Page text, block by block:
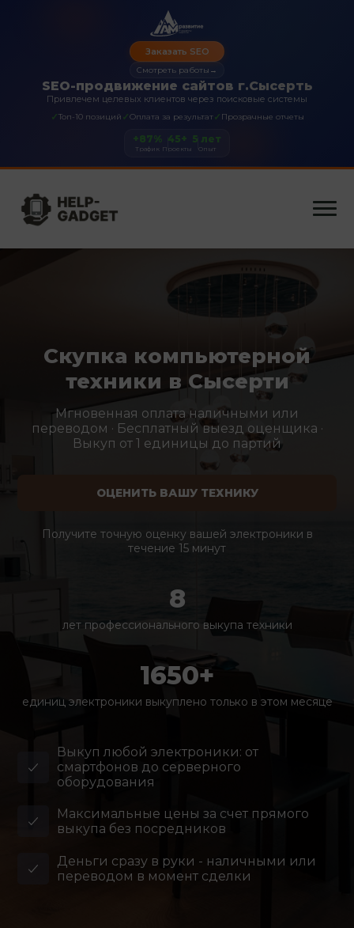
SEO-продвижение сайтов г.Сысерть
Привлечем целевых клиентов через поисковые системы
✓Топ-10 позиций ✓Оплата за результат✓ Прозрачные отчеты
Заказать SEO
Смотреть работы →
+87%
Трафик
45+
Проекты
5 лет
Опыт
Скупка компьютерной
техники в Сысерти
Мгновенная оплата наличными или
переводом · Бесплатный выезд оценщика ·
Выкуп от 1 единицы до партий
ОЦЕНИТЬ ВАШУ ТЕХНИКУ
Получите точную оценку вашей электроники в
течение 15 минут
8
лет профессионального выкупа техники
1650+
единиц электроники выкуплено только в этом месяце
Выкуп любой электроники: от
смартфонов до серверного
оборудования
Максимальные цены за счет прямого
выкупа без посредников
Деньги сразу в руки - наличными или
переводом в момент сделки